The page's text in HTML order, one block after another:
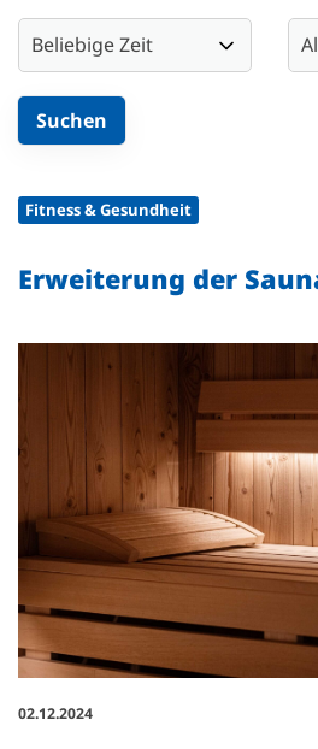
Fitness & Gesundheit
Erweiterung der
02.12.2024